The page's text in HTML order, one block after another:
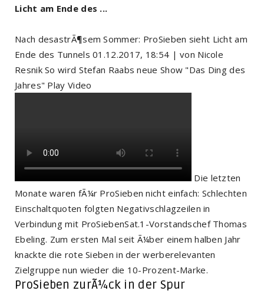
Licht am Ende des ...
Nach desastrÃ¶sem Sommer: ProSieben sieht Licht am
Ende des Tunnels 01.12.2017, 18:54 | von Nicole
Resnik So wird Stefan Raabs neue Show "Das Ding des
Jahres" Play Video
Die letzten
Monate waren fÃ¼r ProSieben nicht einfach: Schlechten
Einschaltquoten folgten Negativschlagzeilen in
Verbindung mit ProSiebenSat.1-Vorstandschef Thomas
Ebeling. Zum ersten Mal seit Ã¼ber einem halben Jahr
knackte die rote Sieben in der werberelevanten
Zielgruppe nun wieder die 10-Prozent-Marke.
ProSieben zurÃ¼ck in der Spur